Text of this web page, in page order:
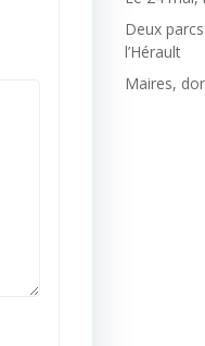
Deux
l’Hérault
Maires,